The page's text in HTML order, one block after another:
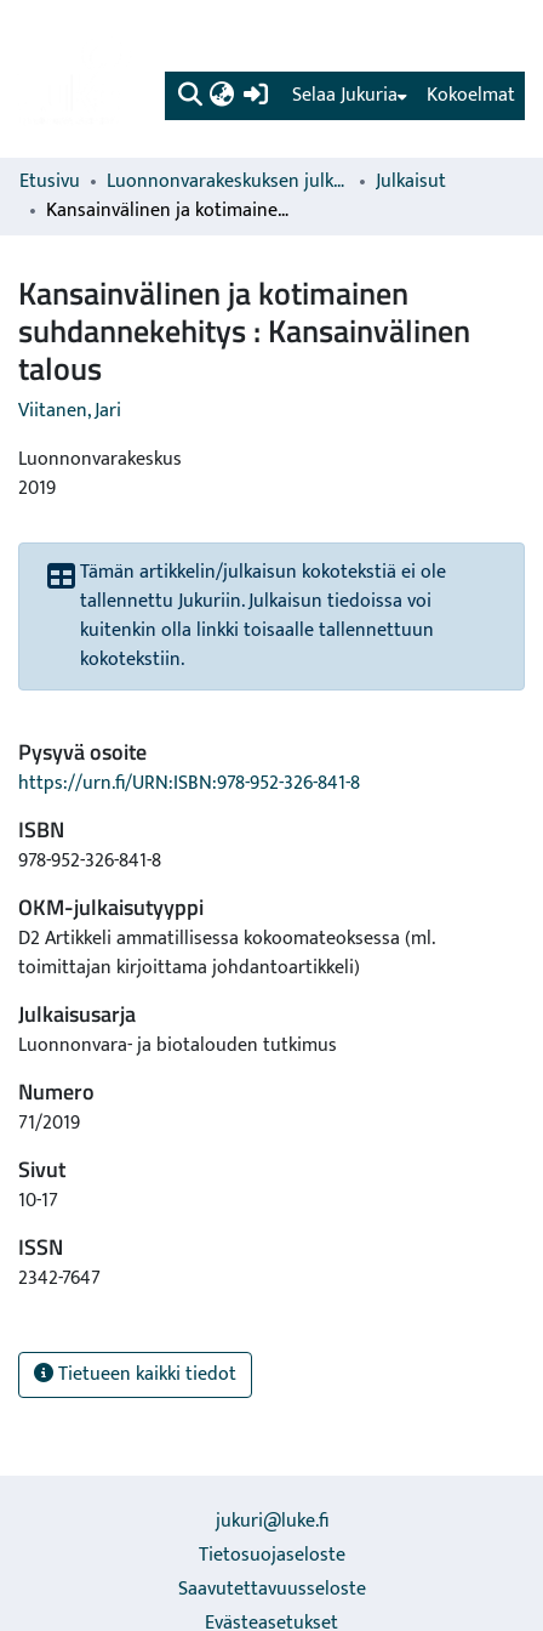
(current) Kokoelmat
Selaa Jukuria
Etusivu Luonnonvarakeskuksen julkaisut
Julkaisut
Kansainvälinen ja kotimainen suhdannekehitys : Kansainvälinen talous
Kansainvälinen ja kotimainen
suhdannekehitys : Kansainvälinen
talous
Viitanen, Jari
Luonnonvarakeskus
2019
Tämän artikkelin/julkaisun kokotekstiä ei ole
tallennettu Jukuriin. Julkaisun tiedoissa voi
kuitenkin olla linkki toisaalle tallennettuun
kokotekstiin.
Pysyvä osoite
https://urn.fi/URN:ISBN:978-952-326-841-8
ISBN
978-952-326-841-8
OKM-julkaisutyyppi
D2 Artikkeli ammatillisessa kokoomateoksessa (ml.
toimittajan kirjoittama johdantoartikkeli)
Julkaisusarja
Luonnonvara- ja biotalouden tutkimus
Numero
71/2019
Sivut
10-17
ISSN
2342-7647
Tietueen kaikki tiedot
jukuri@luke.fi
Tietosuojaseloste
Saavutettavuusseloste
Evästeasetukset